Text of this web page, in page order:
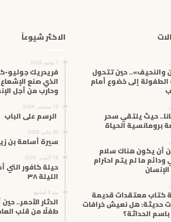
والنحيف».. حين تتحول
إلى خضوع أمام
حيث يلتقي سحر
برومانسية الحياة
أن يكون هناك سلام
ما لم يتم احترام
كتاب معتقدات قديمة
حديثة: هل نعيش خرافات
الحداثة؟
الاكثر شيوعاً
1 يوليو، 2025
فريدريك جوليو-
الذي صنع
وحارب من أجل
12 سبتمبر، 2024
الرسم على الباب
30 يناير، 2025
سيرة أسامة بن
18 أكتوبر، 2025
حيلة كافور التي
الليلة ٣٨
منذ 3 أسابيع
الدثار الأحمر..
طفلًا من قلب